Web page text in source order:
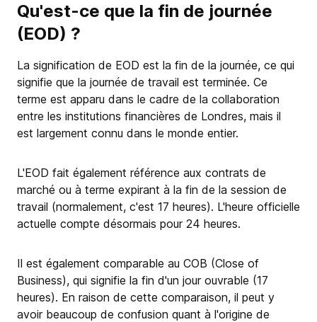
Qu'est-ce que la fin de journée
(EOD) ?
La signification de EOD est la fin de la journée, ce qui
signifie que la journée de travail est terminée. Ce
terme est apparu dans le cadre de la collaboration
entre les institutions financières de Londres, mais il
est largement connu dans le monde entier.
L'EOD fait également référence aux contrats de
marché ou à terme expirant à la fin de la session de
travail (normalement, c'est 17 heures). L'heure officielle
actuelle compte désormais pour 24 heures.
Il est également comparable au COB (Close of
Business), qui signifie la fin d'un jour ouvrable (17
heures). En raison de cette comparaison, il peut y
avoir beaucoup de confusion quant à l'origine de